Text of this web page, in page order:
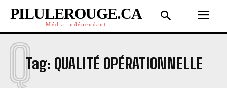
PILULEROUGE.CA
Média indépendant
Tag: QUALITÉ OPÉRATIONNELLE
Q